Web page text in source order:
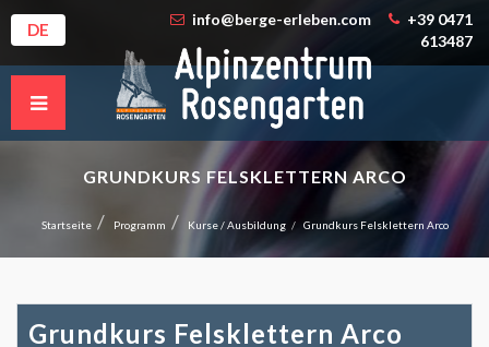
DE
info@berge-erleben.com
+39 0471
613487
GRUNDKURS FELSKLETTERN ARCO
Startseite Programm Kurse / Ausbildung Grundkurs Felsklettern Arco
Grundkurs Felsklettern Arco